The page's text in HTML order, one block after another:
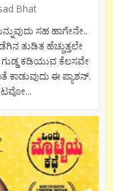
Bhat
ಸಹ ಹಾಗೇನೇ..
ತುಡಿತ ಹೆಚ್ಚುತ್ತಲೇ
ಗುಡ್ಡ ಕಡಿಯುವ ಕೆಲಸವೇ
ಕಾಡುವುದು ಈ ಪ್ಯಾಶನ್.